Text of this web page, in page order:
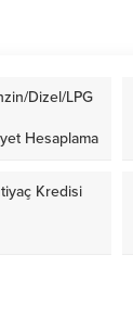
Dizel/LPG
Hesaplama
Kredisi